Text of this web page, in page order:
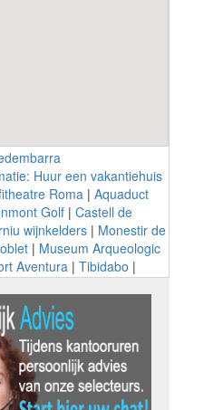
Huur een vakantiehuis
Roma | Aquaduct
Golf | Castell de
wijnkelders | Monestir de
| Museum Arqueologic
Aventura | Tibidabo |